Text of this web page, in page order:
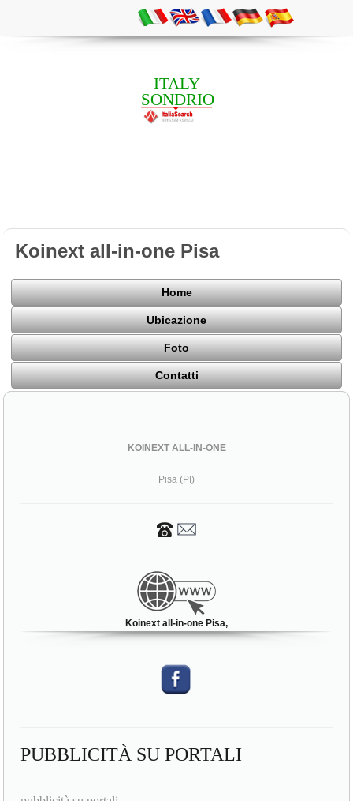
ITALY
SONDRIO
Koinext all-in-one Pisa
Home
Ubicazione
Foto
Contatti
KOINEXT ALL-IN-ONE
Pisa (PI)
Koinext all-in-one Pisa,
PUBBLICITÀ SU PORTALI